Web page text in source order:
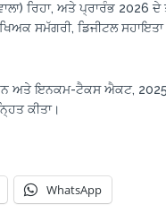
ਰਿਹਾ, ਅਤੇ ਪ੍ਰਾਰੰਭ 2026
ਸਮੱਗਰੀ, ਡਿਜੀਟਲ
ਅਤੇ ਇਨਕਮ-ਟੈਕਸ ਐਕਟ, 2025
ਕੀਤਾ।
WhatsApp